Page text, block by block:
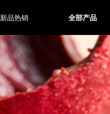
新品热销
新品热销
全部产品
全部产品